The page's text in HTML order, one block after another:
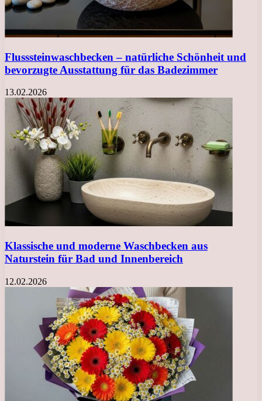
Flusssteinwaschbecken – natürliche Schönheit und
bevorzugte Ausstattung für das Badezimmer
13.02.2026
Klassische und moderne Waschbecken aus
Naturstein für Bad und Innenbereich
12.02.2026